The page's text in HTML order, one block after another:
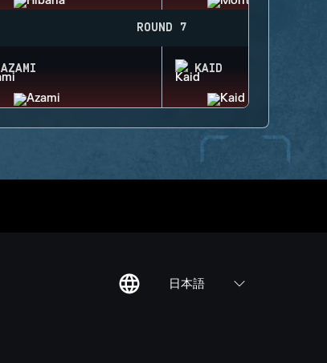
ROUND 7
AZAMI KAID
日本語